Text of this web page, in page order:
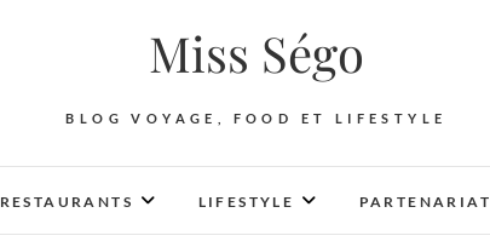
Miss Ségo
BLOG VOYAGE, FOOD ET LIFESTYLE
RESTAURANTS LIFESTYLE PARTENARIAT